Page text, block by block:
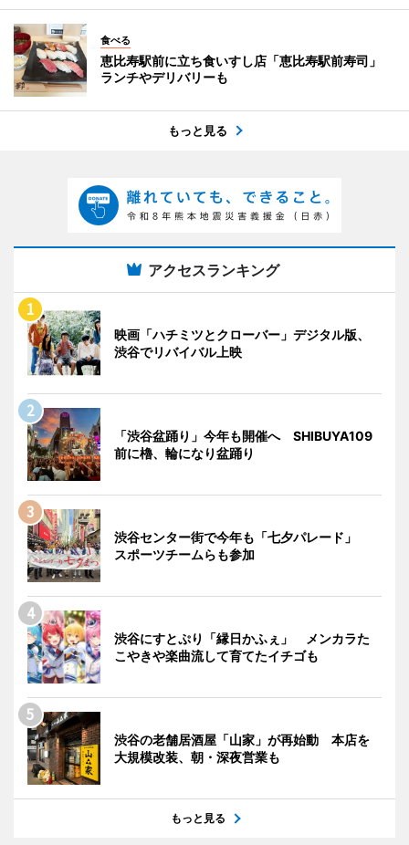
食べる
恵比寿駅前に立ち食いすし店「恵比寿駅前寿司」
ランチやデリバリーも
もっと見る
アクセスランキング
映画「ハチミツとクローバー」デジタル版、
渋谷でリバイバル上映
「渋谷盆踊り」今年も開催へ SHIBUYA109
前に櫓、輪になり盆踊り
渋谷センター街で今年も「七夕パレード」
スポーツチームらも参加
渋谷にすとぷり「縁日かふぇ」 メンカラた
こやきや楽曲流して育てたイチゴも
渋谷の老舗居酒屋「山家」が再始動 本店を
大規模改装、朝・深夜営業も
もっと見る